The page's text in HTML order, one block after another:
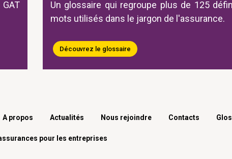
Un glossaire qui regroupe plus de 125
mots utilisés dans le jargon de l'assurance.
Découvrez le glossaire
A propos Actualités Nous rejoindre Contacts
pour les entreprises